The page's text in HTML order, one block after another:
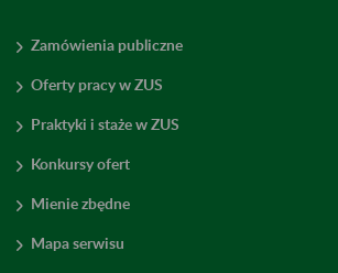
Zamówienia publiczne
Oferty pracy w ZUS
Praktyki i staże w ZUS
Konkursy ofert
Mienie zbędne
Mapa serwisu